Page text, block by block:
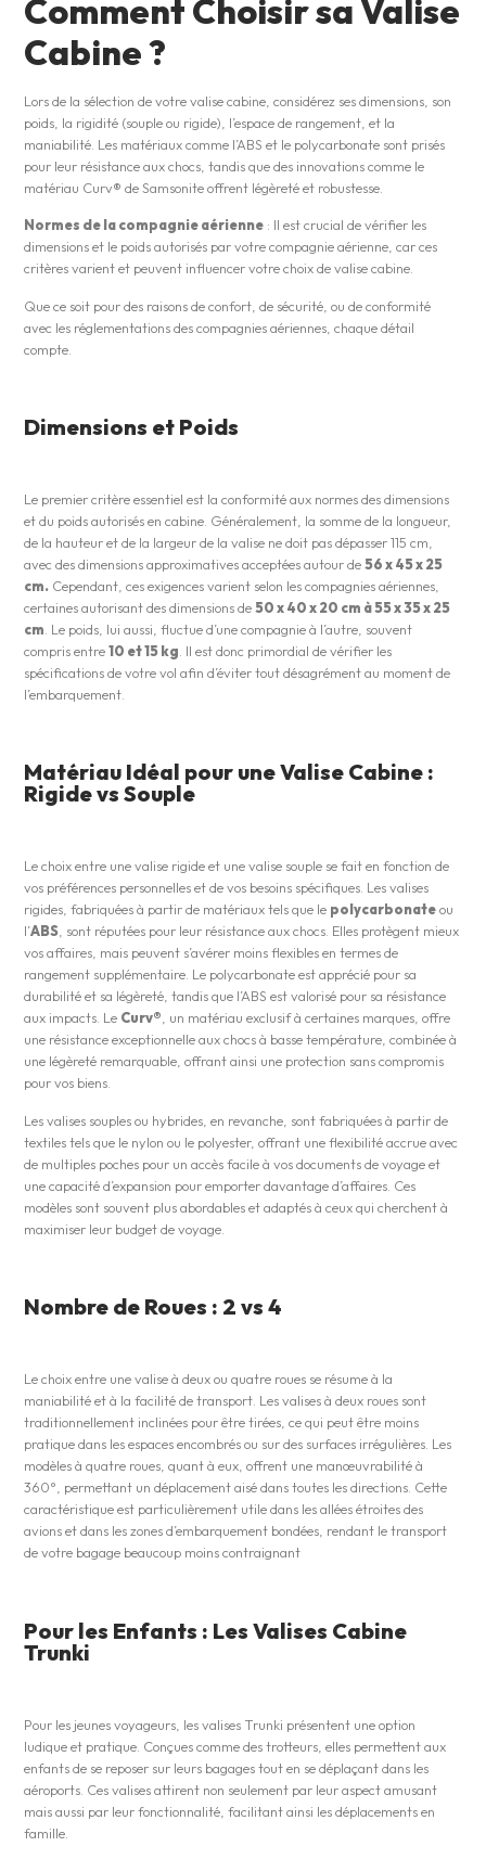
Comment Choisir sa Valise
Cabine ?
Lors de la sélection de votre valise cabine, considérez ses dimensions, son
poids, la rigidité (souple ou rigide), l’espace de rangement, et la
maniabilité. Les matériaux comme l’ABS et le polycarbonate sont prisés
pour leur résistance aux chocs, tandis que des innovations comme le
matériau Curv® de Samsonite offrent légèreté et robustesse​​.
Normes de la compagnie aérienne : Il est crucial de vérifier les
dimensions et le poids autorisés par votre compagnie aérienne, car ces
critères varient et peuvent influencer votre choix de valise cabine​​.
Que ce soit pour des raisons de confort, de sécurité, ou de conformité
avec les réglementations des compagnies aériennes, chaque détail
compte.
Dimensions et Poids
Le premier critère essentiel est la conformité aux normes des dimensions
et du poids autorisés en cabine. Généralement, la somme de la longueur,
de la hauteur et de la largeur de la valise ne doit pas dépasser 115 cm,
avec des dimensions approximatives acceptées autour de56 x 45 x 25
cm. Cependant, ces exigences varient selon les compagnies aériennes,
certaines autorisant des dimensions de50 x 40 x 20 cm à 55 x 35 x 25
cm . Le poids, lui aussi, fluctue d’une compagnie à l’autre, souvent
compris entre10 et 15 kg . Il est donc primordial de vérifier les
spécifications de votre vol afin d’éviter tout désagrément au moment de
l’embarquement.
Matériau Idéal pour une Valise Cabine :
Rigide vs Souple
Le choix entre une valise rigide et une valise souple se fait en fonction de
vos préférences personnelles et de vos besoins spécifiques. Les valises
rigides, fabriquées à partir de matériaux tels que le polycarbonateou
l’ABS, sont réputées pour leur résistance aux chocs. Elles protègent mieux
vos affaires, mais peuvent s’avérer moins flexibles en termes de
rangement supplémentaire. Le polycarbonate est apprécié pour sa
durabilité et sa légèreté, tandis que l’ABS est valorisé pour sa résistance
aux impacts. Le Curv®, un matériau exclusif à certaines marques, offre
une résistance exceptionnelle aux chocs à basse température, combinée à
une légèreté remarquable, offrant ainsi une protection sans compromis
pour vos biens​.
Les valises souples ou hybrides, en revanche, sont fabriquées à partir de
textiles tels que le nylon ou le polyester, offrant une flexibilité accrue avec
de multiples poches pour un accès facile à vos documents de voyage et
une capacité d’expansion pour emporter davantage d’affaires. Ces
modèles sont souvent plus abordables et adaptés à ceux qui cherchent à
maximiser leur budget de voyage​.
Nombre de Roues : 2 vs 4
Le choix entre une valise à deux ou quatre roues se résume à la
maniabilité et à la facilité de transport. Les valises à deux roues sont
traditionnellement inclinées pour être tirées, ce qui peut être moins
pratique dans les espaces encombrés ou sur des surfaces irrégulières. Les
modèles à quatre roues, quant à eux, offrent une manœuvrabilité à
360°, permettant un déplacement aisé dans toutes les directions. Cette
caractéristique est particulièrement utile dans les allées étroites des
avions et dans les zones d’embarquement bondées, rendant le transport
de votre bagage beaucoup moins contraignant​
Pour les Enfants : Les Valises Cabine
Trunki
Pour les jeunes voyageurs, les valises Trunki présentent une option
ludique et pratique. Conçues comme des trotteurs, elles permettent aux
enfants de se reposer sur leurs bagages tout en se déplaçant dans les
aéroports. Ces valises attirent non seulement par leur aspect amusant
mais aussi par leur fonctionnalité, facilitant ainsi les déplacements en
famille​​.